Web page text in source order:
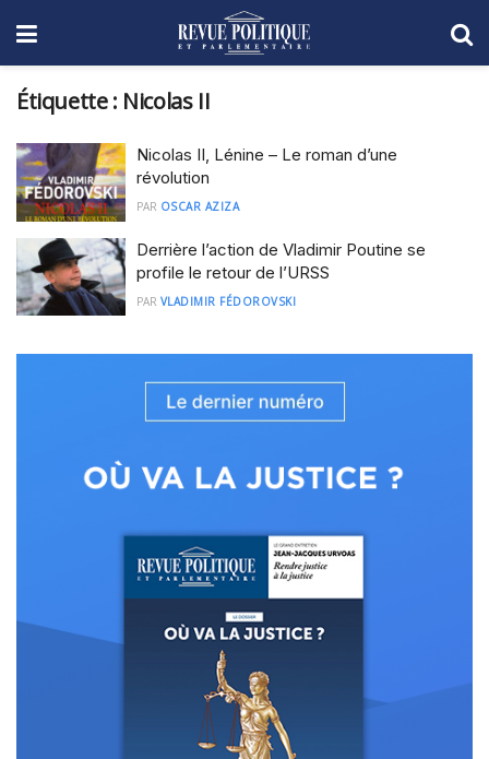
Étiquette : Nicolas II
Nicolas II, Lénine – Le roman d’une
révolution
PAR OSCAR AZIZA
Derrière l’action de Vladimir Poutine se
profile le retour de l’URSS
PAR VLADIMIR FÉDOROVSKI